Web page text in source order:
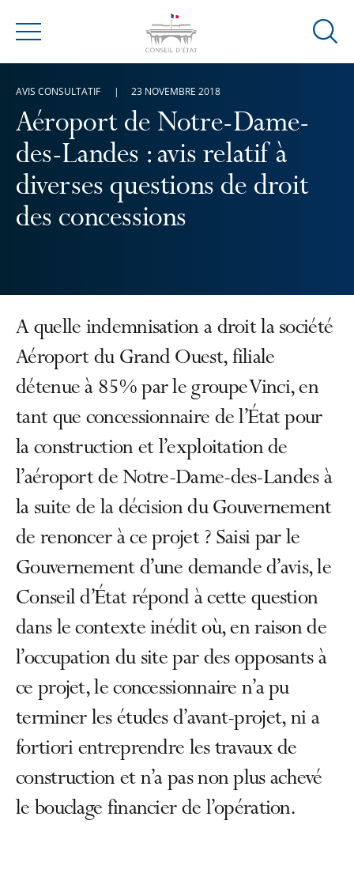
Menu
Ouvrir
Aéroport de Notre-Dame-
des-Landes : avis relatif à
diverses questions de droit
des concessions
AVIS CONSULTATIF 23 NOVEMBRE 2018
A quelle indemnisation a droit la société
Aéroport du Grand Ouest, filiale
détenue à 85% par le groupe Vinci, en
tant que concessionnaire de l’État pour
la construction et l’exploitation de
l’aéroport de Notre-Dame-des-Landes à
la suite de la décision du Gouvernement
de renoncer à ce projet ? Saisi par le
Gouvernement d’une demande d’avis, le
Conseil d’État répond à cette question
dans le contexte inédit où, en raison de
l’occupation du site par des opposants à
ce projet, le concessionnaire n’a pu
terminer les études d’avant-projet, ni a
fortiori entreprendre les travaux de
construction et n’a pas non plus achevé
le bouclage financier de l’opération.